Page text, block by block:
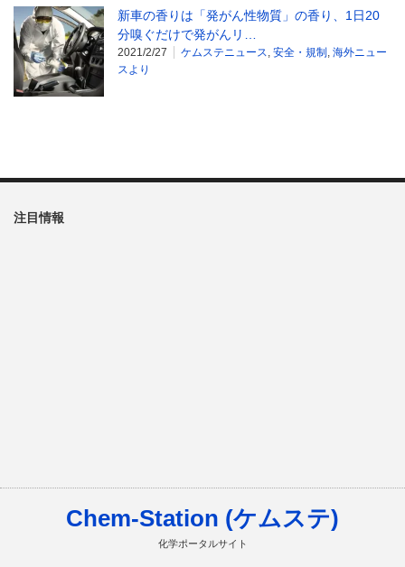
新車の香りは「発がん性物質」の香り、1日20
分嗅ぐだけで発がんリ…
2021/2/27 ケムステニュース, 安全・規制 , 海外ニュー
スより
注目情報
Chem-Station (ケムステ)
化学ポータルサイト